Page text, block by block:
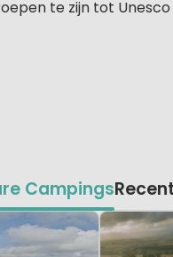
te zijn tot
Campings